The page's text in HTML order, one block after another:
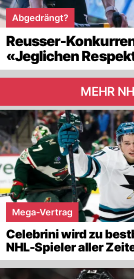
Abgedrängt?
Reusser-
«Jeglichen
MEHR
Mega-Vertrag
Celebrini wird zu
NHL-Spieler aller